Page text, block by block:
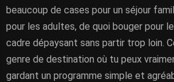
beaucoup de cases pour un séjour
pour les adultes, de quoi bouger pour
cadre dépaysant sans partir trop loin.
genre de destination où tu peux
gardant un programme simple et